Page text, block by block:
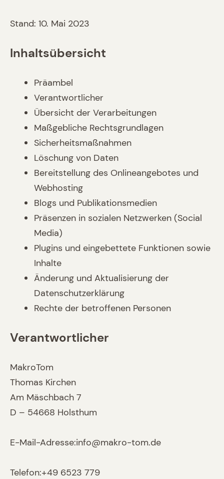
Stand: 10. Mai 2023
Inhaltsübersicht
Präambel
Verantwortlicher
Übersicht der Verarbeitungen
Maßgebliche Rechtsgrundlagen
Sicherheitsmaßnahmen
Löschung von Daten
Bereitstellung des Onlineangebotes und
Webhosting
Blogs und Publikationsmedien
Präsenzen in sozialen Netzwerken (Social
Media)
Plugins und eingebettete Funktionen sowie
Inhalte
Änderung und Aktualisierung der
Datenschutzerklärung
Rechte der betroffenen Personen
Verantwortlicher
MakroTom
Thomas Kirchen
Am Mäschbach 7
D – 54668 Holsthum
E-Mail-Adresse:info@makro-tom.de
Telefon:+49 6523 779